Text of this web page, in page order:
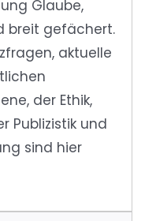
Glaube,
breit gefächert.
aktuelle
der Ethik,
Publizistik und
sind hier